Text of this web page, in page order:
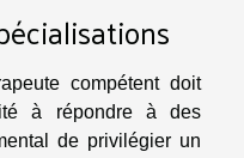
compétent doit
à répondre à des
de privilégier un